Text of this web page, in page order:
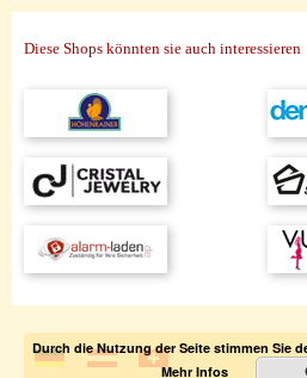
Diese Shops könnten sie auch interessieren
Durch die Nutzung der Seite stimmen Sie
Mehr Infos